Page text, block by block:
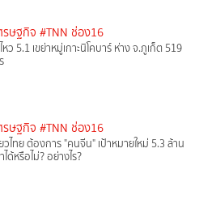
รษฐกิจ #TNN ช่อง16
ว 5.1 เขย่าหมู่เกาะนิโคบาร์ ห่าง จ.ภูเก็ต 519
รษฐกิจ #TNN ช่อง16
วไทย ต้องการ "คนจีน" เป้าหมายใหม่ 5.3 ล้าน
ด้หรือไม่? อย่างไร?